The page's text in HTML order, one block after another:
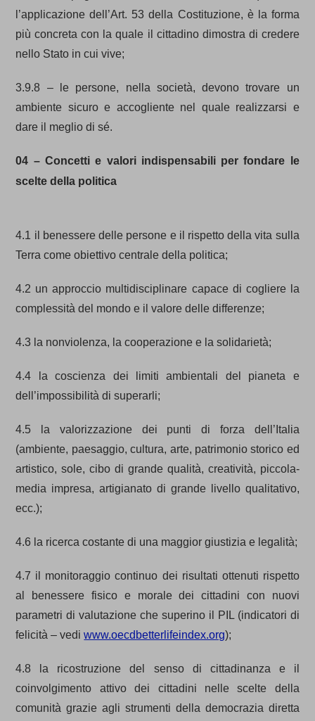
l’applicazione dell’Art. 53 della Costituzione, è la forma
più concreta con la quale il cittadino dimostra di credere
nello Stato in cui vive;
3.9.8 – le persone, nella società, devono trovare un
ambiente sicuro e accogliente nel quale realizzarsi e
dare il meglio di sé.
04 – Concetti e valori indispensabili per fondare le
scelte della politica
4.1 il benessere delle persone e il rispetto della vita sulla
Terra come obiettivo centrale della politica;
4.2 un approccio multidisciplinare capace di cogliere la
complessità del mondo e il valore delle differenze;
4.3 la nonviolenza, la cooperazione e la solidarietà;
4.4 la coscienza dei limiti ambientali del pianeta e
dell’impossibilità di superarli;
4.5 la valorizzazione dei punti di forza dell’Italia
(ambiente, paesaggio, cultura, arte, patrimonio storico ed
artistico, sole, cibo di grande qualità, creatività, piccola-
media impresa, artigianato di grande livello qualitativo,
ecc.);
4.6 la ricerca costante di una maggior giustizia e legalità;
4.7 il monitoraggio continuo dei risultati ottenuti rispetto
al benessere fisico e morale dei cittadini con nuovi
parametri di valutazione che superino il PIL (indicatori di
felicità – vediwww.oecdbetterlifeindex.org);
4.8 la ricostruzione del senso di cittadinanza e il
coinvolgimento attivo dei cittadini nelle scelte della
comunità grazie agli strumenti della democrazia diretta